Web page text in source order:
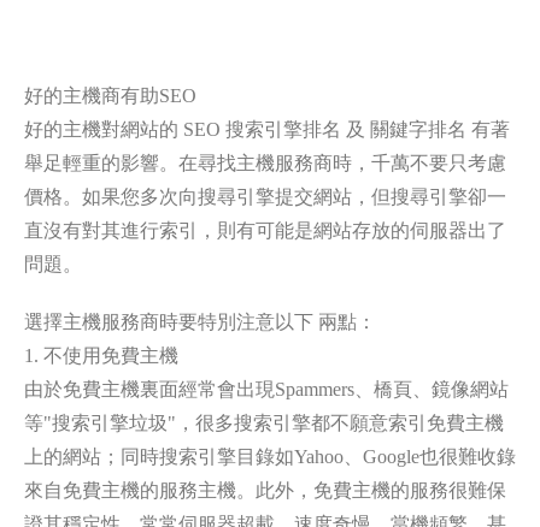
好的主機商有助SEO
好的主機對網站的 SEO 搜索引擎排名 及 關鍵字排名 有著
舉足輕重的影響。在尋找主機服務商時，千萬不要只考慮
價格。如果您多次向搜尋引擎提交網站，但搜尋引擎卻一
直沒有對其進行索引，則有可能是網站存放的伺服器出了
問題。
選擇主機服務商時要特別注意以下 兩點：
1. 不使用免費主機
由於免費主機裏面經常會出現Spammers、橋頁、鏡像網站
等"搜索引擎垃圾"，很多搜索引擎都不願意索引免費主機
上的網站；同時搜索引擎目錄如Yahoo、Google也很難收錄
來自免費主機的服務主機。此外，免費主機的服務很難保